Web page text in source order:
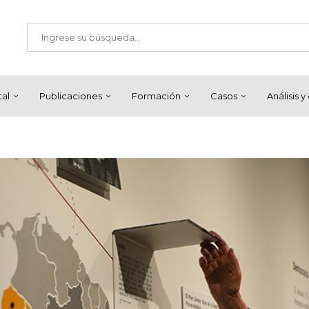
Publicaciones Formación Casos Análisis